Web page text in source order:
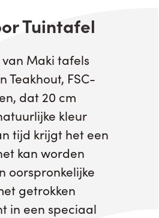
Tuintafel
Maki tafels
FSC-
dat 20 cm
kleur
tijd krijgt het een
kan worden
oorspronkelijke
getrokken
in een speciaal